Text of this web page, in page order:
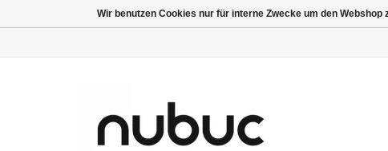
Wir benutzen Cookies nur für interne Zwecke um den